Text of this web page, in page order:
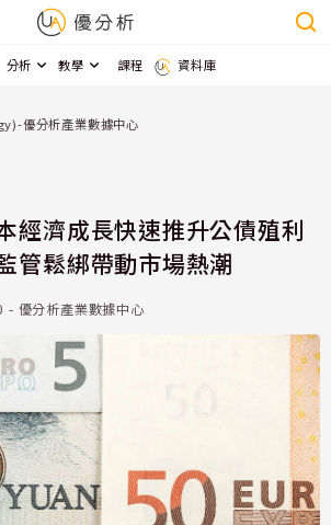
分析 教學 課程 資料庫
優分析產業數據中心
經濟成長快速推升公債殖利
管鬆綁帶動市場熱潮
優分析產業數據中心